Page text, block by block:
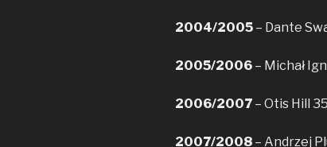
2004/2005 – Dante
2005/2006 – Michał
2006/2007 – Otis Hill 35
2007/2008 – Andrzej